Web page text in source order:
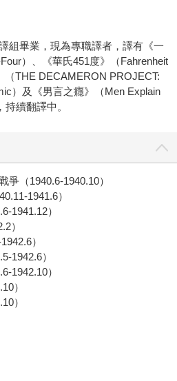
組畢業，現為專職譯者，譯有《一
）、《華氏451度》（Fahrenheit
THE DECAMERON PROJECT:
）及《男言之癮》（Men Explain
續翻譯中。
（1940.6-1940.10）
1941.6）
1941.12）
）
）
1942.6）
1942.10）
）
）